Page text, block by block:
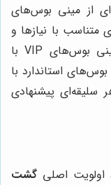
از مینی بوس‌های
متناسب با نیازها و
بودجه شما را فراهم می‌کند. از مینی بوس‌های VIP با
استاندارد با
سلیقه‌ای پیشنهادی
اصلی گشت